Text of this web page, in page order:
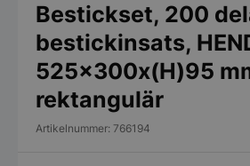
Bestickset, 200
bestickinsats,
525x300x(H)95
rektangulär
Artikelnummer: 766194